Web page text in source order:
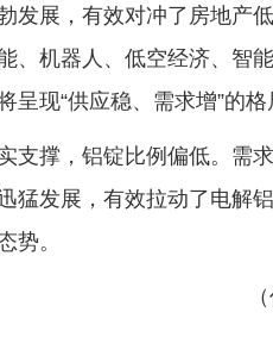
发展，有效对冲了房地产
、机器人、低空经济、智
现“供应稳、需求增”的格
支撑，铝锭比例偏低。需
发展，有效拉动了电解
势。